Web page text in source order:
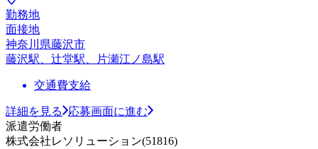
勤務地
面接地
神奈川県藤沢市
藤沢駅、辻堂駅、片瀬江ノ島駅
交通費支給
詳細を見る
応募画面に進む
派遣労働者
株式会社レソリューション(51816)